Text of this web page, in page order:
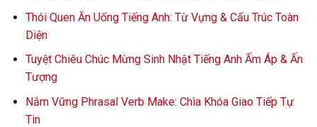
Thói Quen Ăn Uống Tiếng Anh: Từ Vựng & Cấu Trúc Toàn
Diện
Tuyệt Chiêu Chúc Mừng Sinh Nhật Tiếng Anh Ấm Áp & Ấn
Tượng
Nắm Vững Phrasal Verb Make: Chìa Khóa Giao Tiếp Tự
Tin